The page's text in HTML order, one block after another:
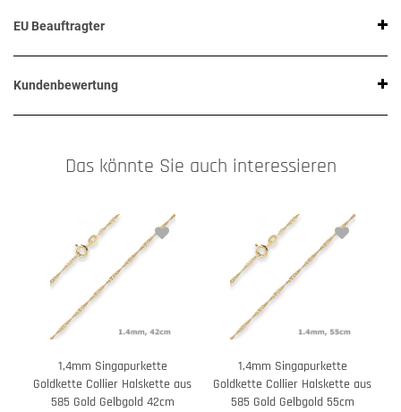
EU Beauftragter
Kundenbewertung
Das könnte Sie auch interessieren
1,4mm Singapurkette
Goldkette Collier Halskette aus
585 Gold Gelbgold 42cm
1,4mm Singapurkette
Goldkette Collier Halskette aus
585 Gold Gelbgold 55cm